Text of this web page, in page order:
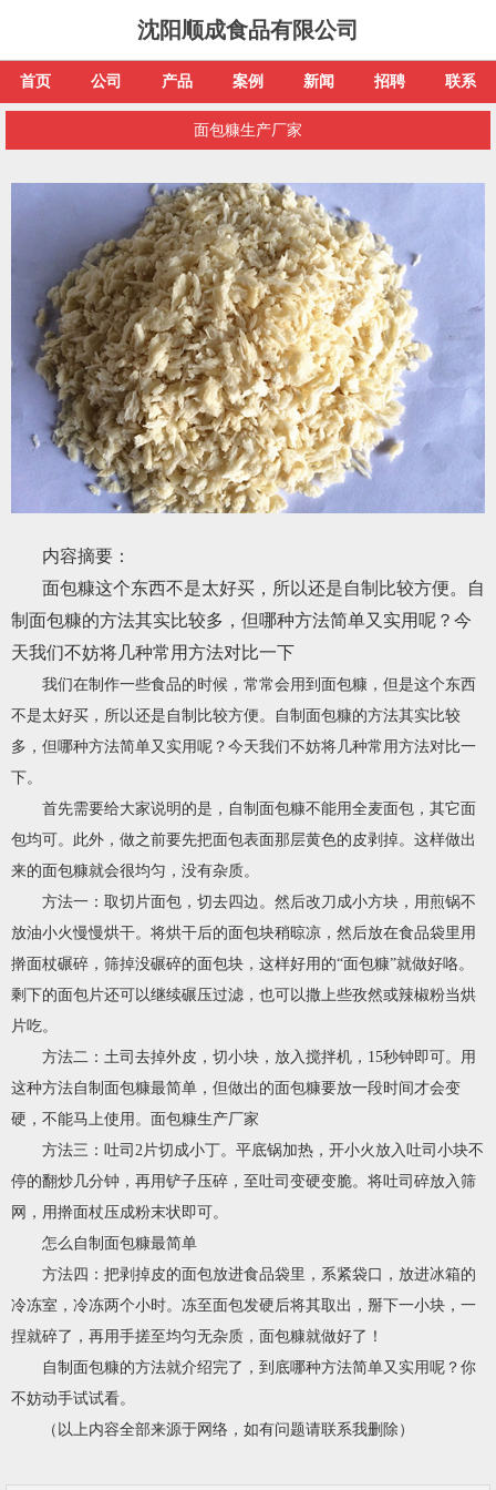
沈阳顺成食品有限公司
首页 公司 产品 案例 新闻 招聘 联系
面包糠生产厂家
内容摘要：
面包糠这个东西不是太好买，所以还是自制比较方便。自
制面包糠的方法其实比较多，但哪种方法简单又实用呢？今
天我们不妨将几种常用方法对比一下
我们在制作一些食品的时候，常常会用到面包糠，但是这个东西
不是太好买，所以还是自制比较方便。自制面包糠的方法其实比较
多，但哪种方法简单又实用呢？今天我们不妨将几种常用方法对比一
下。
首先需要给大家说明的是，自制面包糠不能用全麦面包，其它面
包均可。此外，做之前要先把面包表面那层黄色的皮剥掉。这样做出
来的面包糠就会很均匀，没有杂质。
方法一：取切片面包，切去四边。然后改刀成小方块，用煎锅不
放油小火慢慢烘干。将烘干后的面包块稍晾凉，然后放在食品袋里用
擀面杖碾碎，筛掉没碾碎的面包块，这样好用的“面包糠”就做好咯。
剩下的面包片还可以继续碾压过滤，也可以撒上些孜然或辣椒粉当烘
片吃。
方法二：土司去掉外皮，切小块，放入搅拌机，15秒钟即可。用
这种方法自制面包糠最简单，但做出的面包糠要放一段时间才会变
硬，不能马上使用。面包糠生产厂家
方法三：吐司2片切成小丁。平底锅加热，开小火放入吐司小块不
停的翻炒几分钟，再用铲子压碎，至吐司变硬变脆。将吐司碎放入筛
网，用擀面杖压成粉末状即可。
怎么自制面包糠最简单
方法四：把剥掉皮的面包放进食品袋里，系紧袋口，放进冰箱的
冷冻室，冷冻两个小时。冻至面包发硬后将其取出，掰下一小块，一
捏就碎了，再用手搓至均匀无杂质，面包糠就做好了！
自制面包糠的方法就介绍完了，到底哪种方法简单又实用呢？你
不妨动手试试看。
（以上内容全部来源于网络，如有问题请联系我删除）